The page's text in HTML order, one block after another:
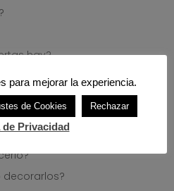
hay?
el almacenaje si
pequeña
es mejor?
decorarlos?
para mejorar la experiencia.
de Cookies Rechazar
Privacidad